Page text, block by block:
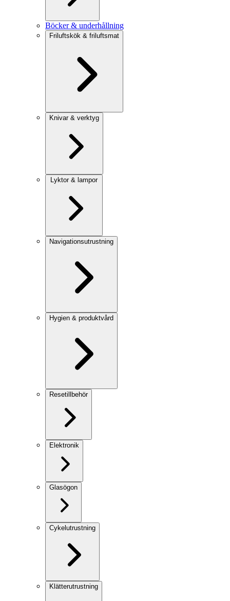
Böcker & underhållning
Friluftskök & friluftsmat
Knivar & verktyg
Lyktor & lampor
Navigationsutrustning
Hygien & produktvård
Resetillbehör
Elektronik
Glasögon
Cykelutrustning
Klätterutrustning